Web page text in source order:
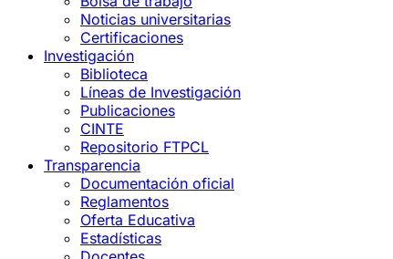
Noticias universitarias
Certificaciones
Investigación
Biblioteca
Líneas de Investigación
Publicaciones
CINTE
Repositorio FTPCL
Transparencia
Documentación oficial
Reglamentos
Oferta Educativa
Estadísticas